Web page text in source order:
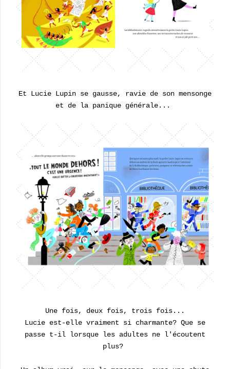
Et Lucie Lupin se gausse, ravie de son mensonge
et de la panique générale...
Une fois, deux fois, trois fois...
Lucie est-elle vraiment si charmante? Que se
passe t-il lorsque les adultes ne l'écoutent
plus?